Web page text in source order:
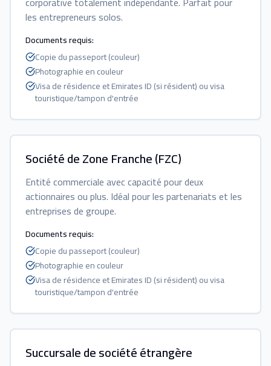
les entrepreneurs solos.
Documents requis:
Copie du passeport (couleur)
Photographie en couleur
Visa de résidence et Emirates ID (si résident) ou visa
touristique/tampon d'entrée
Société de Zone Franche (FZC)
Entité commerciale avec capacité pour deux
actionnaires ou plus. Idéal pour les partenariats et les
entreprises de groupe.
Documents requis:
Copie du passeport (couleur)
Photographie en couleur
Visa de résidence et Emirates ID (si résident) ou visa
touristique/tampon d'entrée
Succursale de société étrangère